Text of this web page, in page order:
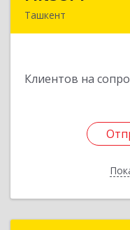
Ташкент
Клиентов на